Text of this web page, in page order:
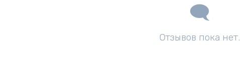
Отзывов пока нет.